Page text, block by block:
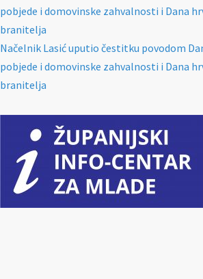
pobjede i domovinske zahvalnosti i Dana
branitelja
Načelnik Lasić uputio čestitku povodom
pobjede i domovinske zahvalnosti i Dana
branitelja